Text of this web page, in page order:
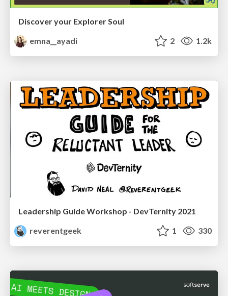
Discover your Explorer Soul
emna__ayadi
2 1.2k
Leadership Guide Workshop - DevTernity 2021
reverentgeek
1 330